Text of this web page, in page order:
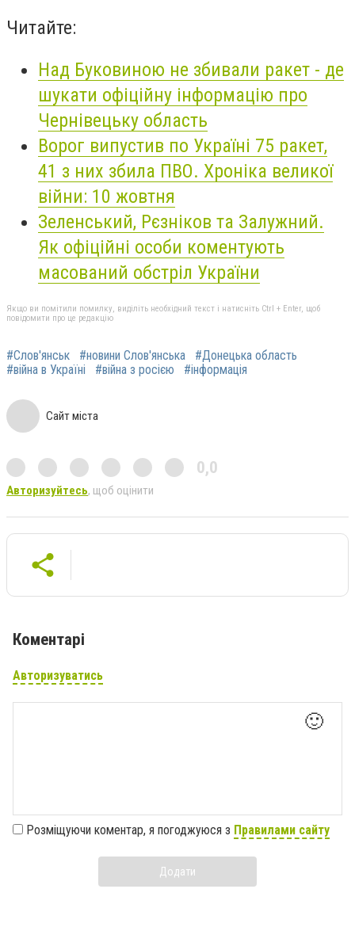
Читайте:
Над Буковиною не збивали ракет - де
шукати офіційну інформацію про
Чернівецьку область
Ворог випустив по Україні 75 ракет,
41 з них збила ПВО. Хроніка великої
війни: 10 жовтня
Зеленський, Рєзніков та Залужний.
Як офіційні особи коментують
масований обстріл України
Якщо ви помітили помилку, виділіть необхідний текст і натисніть Ctrl + Enter, щоб
повідомити про це редакцію
#Слов'янськ #новини Слов'янська
#Донецька область
#війна в Україні
#війна з росією #інформація
Сайт міста
0,0
Авторизуйтесь, щоб оцінити
Коментарі
Авторизуватись
🙂
Розміщуючи коментар, я погоджуюся з Правилами сайту
Додати